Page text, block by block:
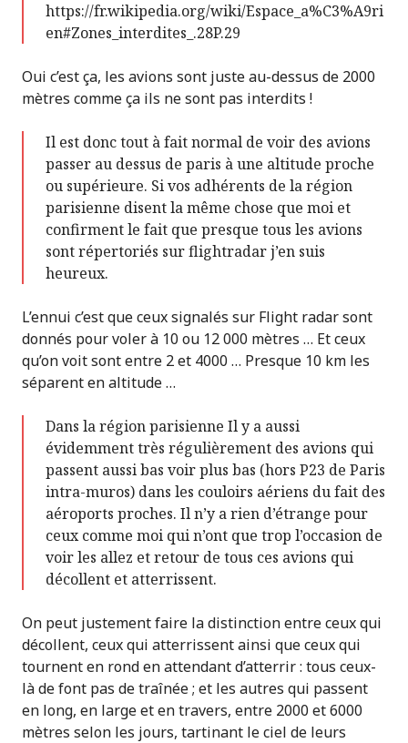
https://fr.wikipedia.org/wiki/Espace_a%C3%A9ri
en#Zones_interdites_.28P.29
Oui c’est ça, les avions sont juste au-dessus de 2000
mètres comme ça ils ne sont pas interdits !
Il est donc tout à fait normal de voir des avions
passer au dessus de paris à une altitude proche
ou supérieure. Si vos adhérents de la région
parisienne disent la même chose que moi et
confirment le fait que presque tous les avions
sont répertoriés sur flightradar j’en suis
heureux.
L’ennui c’est que ceux signalés sur Flight radar sont
donnés pour voler à 10 ou 12 000 mètres … Et ceux
qu’on voit sont entre 2 et 4000 … Presque 10 km les
séparent en altitude …
Dans la région parisienne Il y a aussi
évidemment très régulièrement des avions qui
passent aussi bas voir plus bas (hors P23 de Paris
intra-muros) dans les couloirs aériens du fait des
aéroports proches. Il n’y a rien d’étrange pour
ceux comme moi qui n’ont que trop l’occasion de
voir les allez et retour de tous ces avions qui
décollent et atterrissent.
On peut justement faire la distinction entre ceux qui
décollent, ceux qui atterrissent ainsi que ceux qui
tournent en rond en attendant d’atterrir : tous ceux-
là de font pas de traînée ; et les autres qui passent
en long, en large et en travers, entre 2000 et 6000
mètres selon les jours, tartinant le ciel de leurs